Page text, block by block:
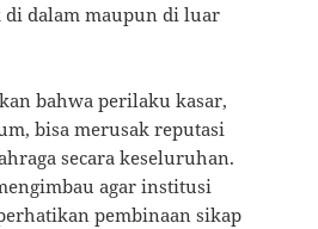
di dalam maupun di luar
bahwa perilaku kasar,
bisa merusak reputasi
secara keseluruhan.
agar institusi
pembinaan sikap